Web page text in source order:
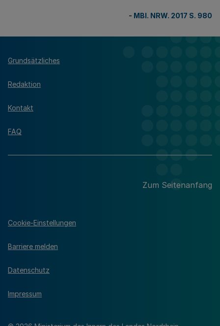
- MBl. NRW. 2017 S. 980
Grundsätzliches
Redaktion
Kontakt
FAQ
Zum Seitenanfang
Cookie-Einstellungen
Barriere melden
Datenschutz
Impressum